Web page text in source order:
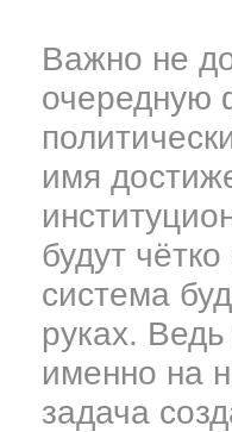
Важно не
очередную
имя
будут
система
руках.
именно на
задача